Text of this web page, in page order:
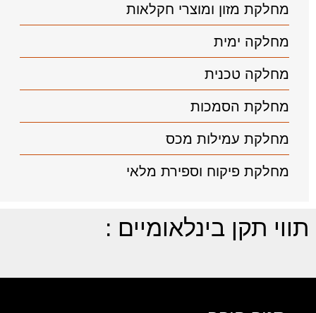
מחלקת מזון ומוצרי חקלאות
מחלקה ימית
מחלקה טכנית
מחלקת הסמכות
מחלקת עמילות מכס
מחלקת פיקוח וספירת מלאי
תווי תקן בינלאומיים :